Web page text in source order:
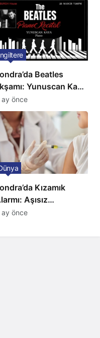
Beatles
Yunuscan Kaya
yorumuyla
ay önce
Kızamık
Aşısız
Okullardan
ay önce